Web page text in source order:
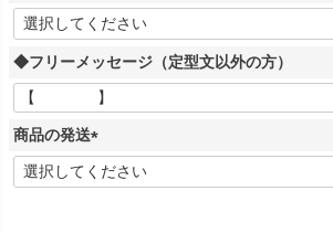
必
須
)
◆フリーメッセージ（定型文以外の方）
商品の発送
(
必